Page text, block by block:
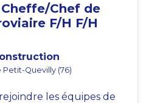
Chef de
F/H F/H
Petit-Quevilly (76)
les équipes de